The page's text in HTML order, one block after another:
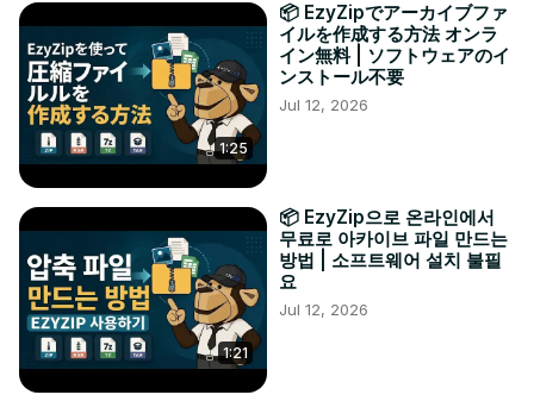
1:25
📦 EzyZipでアーカイブファ
イルを作成する方法 オンラ
イン無料 | ソフトウェアのイ
ンストール不要
Jul 12, 2026
1:21
📦 EzyZip으로 온라인에서
무료로 아카이브 파일 만드는
방법 | 소프트웨어 설치 불필
요
Jul 12, 2026